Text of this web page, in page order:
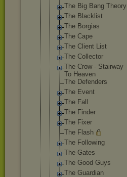
The Big Bang Theory
The Blacklist
The Borgias
The Cape
The Client List
The Collector
The Crow - Stairway
To Heaven
The Defenders
The Event
The Fall
The Finder
The Fixer
The Flash
The Following
The Gates
The Good Guys
The Guardian